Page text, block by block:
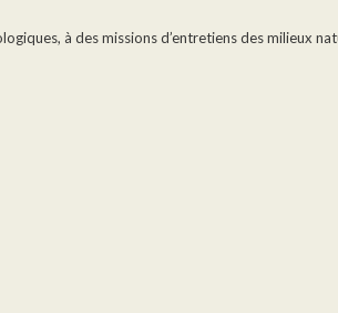
à des missions d’entretiens des milieux